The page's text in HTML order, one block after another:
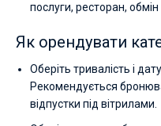
послуги, ресторан,
Як орендувати
Оберіть тривалість і
Рекомендується
відпустки під вітрилами.